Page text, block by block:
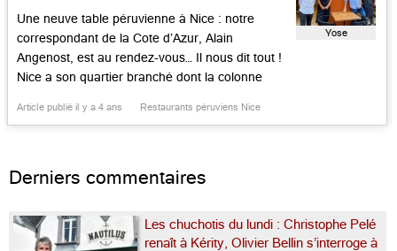
Une neuve table péruvienne à Nice : notre
correspondant de la Cote d’Azur, Alain
Angenost, est au rendez-vous… Il nous dit tout !
Nice a son quartier branché dont la colonne
port et le Nice historique, les terrasses des bars
Article publié il y a 4 ans Restaurants péruviens Nice
Yose
Derniers commentaires
Les chuchotis du lundi : Christophe Pelé
renaît à Kérity, Olivier Bellin s’interroge à